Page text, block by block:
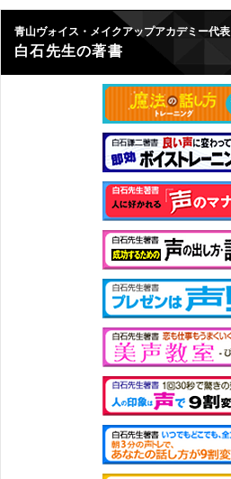
青山ヴォイス・メイクアップアカデミー代表
白石先生の著書